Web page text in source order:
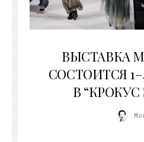
ВЫСТАВКА
СОСТОИТСЯ
В